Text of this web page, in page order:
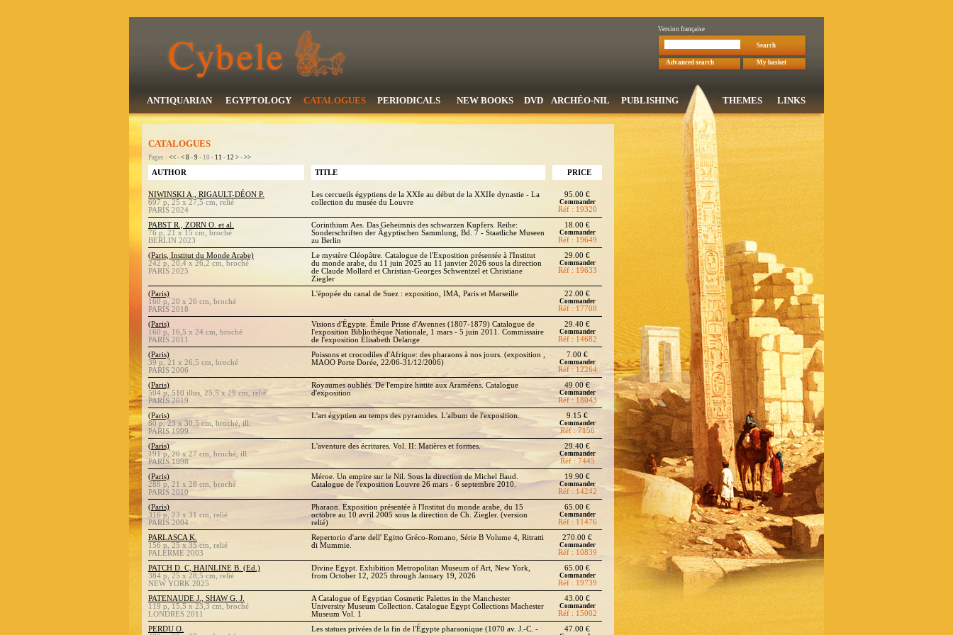
Version française
Search
Advanced search My basket
ANTIQUARIAN EGYPTOLOGY CATALOGUES PERIODICALS NEW BOOKS DVD ARCHÉO-NIL PUBLISHING THEMES LINKS
CATALOGUES
Pages : << - < 8 - 9 - 10 - 11 - 12 > - >>
AUTHOR TITLE PRICE
NIWINSKI A., RIGAULT-DÉON P.
697 p, 25 x 27,5 cm, relié
PARIS 2024
Les cercueils égyptiens de la XXIe au début de la XXIIe dynastie - La
collection du musée du Louvre
95.00 €
Commander
Réf : 19320
PABST R., ZORN O. et al.
76 p, 21 x 15 cm, broché
BERLIN 2023
Corinthium Aes. Das Geheimnis des schwarzen Kupfers. Reihe:
Sonderschriften der Ägyptischen Sammlung, Bd. 7 - Staatliche Museen
zu Berlin
18.00 €
Commander
Réf : 19649
(Paris, Institut du Monde Arabe)
242 p, 20,4 x 26,2 cm, broché
PARIS 2025
Le mystère Cléopâtre. Catalogue de l'Exposition présentée à l'Institut
du monde arabe, du 11 juin 2025 au 11 janvier 2026 sous la direction
de Claude Mollard et Christian-Georges Schwentzel et Christiane
Ziegler
29.00 €
Commander
Réf : 19633
(Paris)
160 p, 20 x 26 cm, broché
PARIS 2018
L'épopée du canal de Suez : exposition, IMA, Paris et Marseille 22.00 €
Commander
Réf : 17708
(Paris)
160 p, 16,5 x 24 cm, broché
PARIS 2011
Visions d'Égypte. Émile Prisse d'Avennes (1807-1879) Catalogue de
l'exposition Bibliothèque Nationale, 1 mars - 5 juin 2011. Commissaire
de l'exposition Élisabeth Delange
29.40 €
Commander
Réf : 14682
(Paris)
39 p, 21 x 26,5 cm, broché
PARIS 2006
Poissons et crocodiles d'Afrique: des pharaons à nos jours. (exposition ,
MAOO Porte Dorée, 22/06-31/12/2006)
7.00 €
Commander
Réf : 12264
(Paris)
504 p, 510 illus, 25,5 x 29 cm, relié
PARIS 2019
Royaumes oubliés. De l'empire hittite aux Araméens. Catalogue
d'exposition
49.00 €
Commander
Réf : 18043
(Paris)
80 p, 23 x 30,5 cm, broché, ill.
PARIS 1999
L'art égyptien au temps des pyramides. L'album de l'exposition. 9.15 €
Commander
Réf : 7156
(Paris)
191 p, 20 x 27 cm, broché, ill.
PARIS 1998
L'aventure des écritures. Vol. II: Matières et formes. 29.40 €
Commander
Réf : 7445
(Paris)
288 p, 21 x 28 cm, broché
PARIS 2010
Méroe. Un empire sur le Nil. Sous la direction de Michel Baud.
Catalogue de l'exposition Louvre 26 mars - 6 septembre 2010.
19.90 €
Commander
Réf : 14242
(Paris)
316 p, 23 x 31 cm, relié
PARIS 2004
Pharaon. Exposition présentée à l'Institut du monde arabe, du 15
octobre au 10 avril 2005 sous la direction de Ch. Ziegler. (version
relié)
65.00 €
Commander
Réf : 11476
PARLASCA K.
156 p, 25 x 35 cm, relié
PALERME 2003
Repertorio d'arte dell' Egitto Gréco-Romano, Série B Volume 4, Ritratti
di Mummie.
270.00 €
Commander
Réf : 10839
PATCH D. C, HAINLINE B. (Ed.)
384 p, 25 x 28,5 cm, relié
NEW YORK 2025
Divine Egypt. Exhibition Metropolitan Museum of Art, New York,
from October 12, 2025 through January 19, 2026
65.00 €
Commander
Réf : 19739
PATENAUDE J., SHAW G. J.
119 p, 15,5 x 23,3 cm, broché
LONDRES 2011
A Catalogue of Egyptian Cosmetic Palettes in the Manchester
University Museum Collection. Catalogue Egypt Collections Machester
Museum Vol. 1
43.00 €
Commander
Réf : 15002
PERDU O.
Les statues privées de la fin de l'Égypte pharaonique (1070 av. J.-C. -
47.00 €